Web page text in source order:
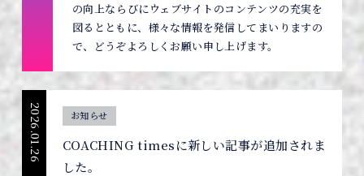
の向上ならびにウェブサイトのコンテンツの充実を
図るとともに、様々な情報を発信してまいりますの
で、どうぞよろしくお願い申し上げます。
2026.01.26 お知らせ
COACHING timesに新しい記事が追加されま
した。